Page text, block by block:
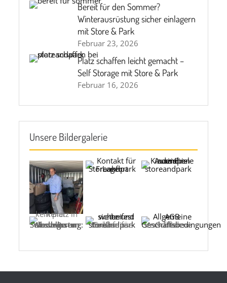
Bereit für den Sommer?
Winterausrüstung sicher einlagern
mit Store & Park
Februar 23, 2026
Platz schaffen leicht gemacht –
Self Storage mit Store & Park
Februar 16, 2026
Unsere Bildergalerie
kein platz in keller
Selbstlagerung: Was man tun und wissen sollte
Größen für Ihre Bedürfnisse Verschiedene Größen